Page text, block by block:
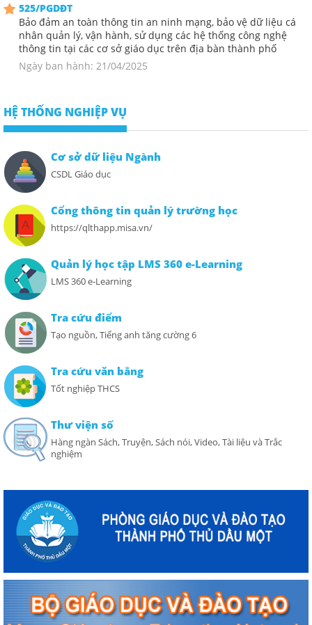
525/PGDĐT
Bảo đảm an toàn thông tin an ninh mạng, bảo vệ dữ liệu cá
nhân quản lý, vận hành, sử dụng các hệ thống công nghệ
thông tin tại các cơ sở giáo dục trên địa bàn thành phố
Ngày ban hành: 21/04/2025
HỆ THỐNG NGHIỆP VỤ
Cơ sở dữ liệu Ngành
CSDL Giáo dục
Cổng thông tin quản lý trường học
https://qlthapp.misa.vn/
Quản lý học tập LMS 360 e-Learning
LMS 360 e-Learning
Tra cứu điểm
Tạo nguồn, Tiếng anh tăng cường 6
Tra cứu văn bằng
Tốt nghiệp THCS
Thư viện số
Hàng ngàn Sách, Truyện, Sách nói, Video, Tài liệu và Trắc
nghiệm